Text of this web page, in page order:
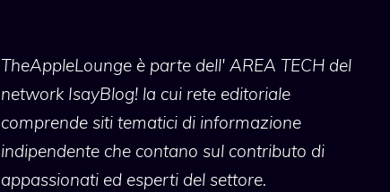
TheAppleLoungeè parte dell' AREA TECH del
network IsayBlog! la cui rete editoriale
comprende siti tematici di informazione
indipendente che contano sul contributo di
appassionati ed esperti del settore.